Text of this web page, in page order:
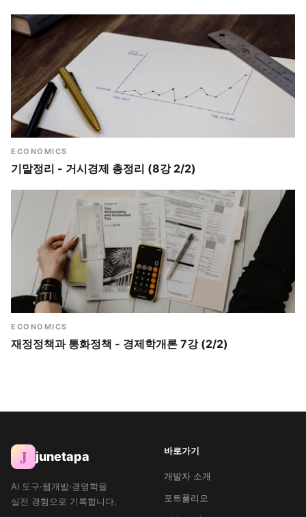
ECONOMICS
기말정리 - 거시경제 총정리 (8강 2/2)
ECONOMICS
재정정책과 통화정책 - 경제학개론 7강 (2/2)
J junetapa
AI 도구·웹개발·경영학을
실전 경험으로 기록합니다.
바로가기
개발자 소개
포트폴리오